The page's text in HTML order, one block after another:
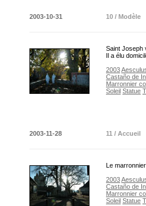
2003-10-31
10 / Modèle
Saint Joseph
Il a élu
2003
Castaño de
Marronnier
Soleil Statue
2003-11-28
11 / Accueil
Le
2003
Castaño de
Marronnier
Soleil Statue